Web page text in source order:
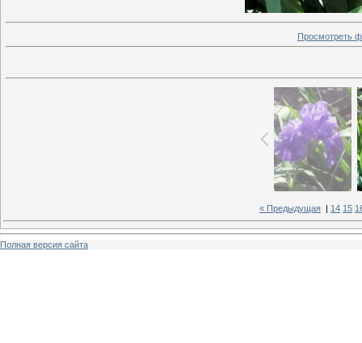
Просмотреть
« Предыдущая 14 15
Полная версия сайта